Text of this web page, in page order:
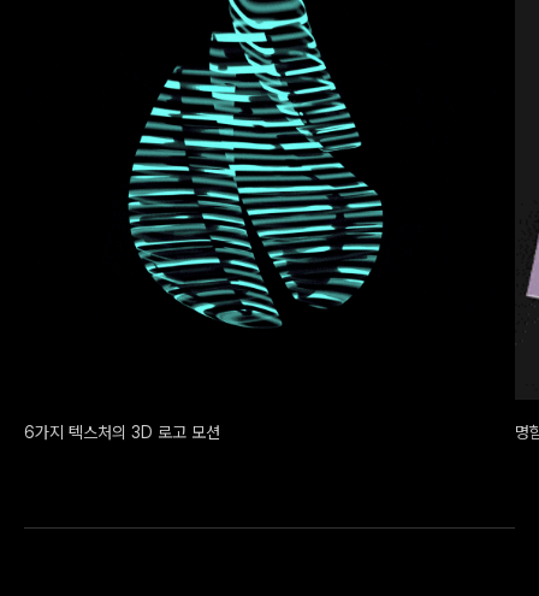
6가지 텍스처의 3D 로고 모션 명